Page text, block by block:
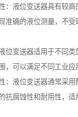
：液位变送器具有较高
准确的液位测量，不受
位变送器适用于不同类
，可以满足不同工业应
：液位变送器通常采用
抗腐蚀性和耐用性，适